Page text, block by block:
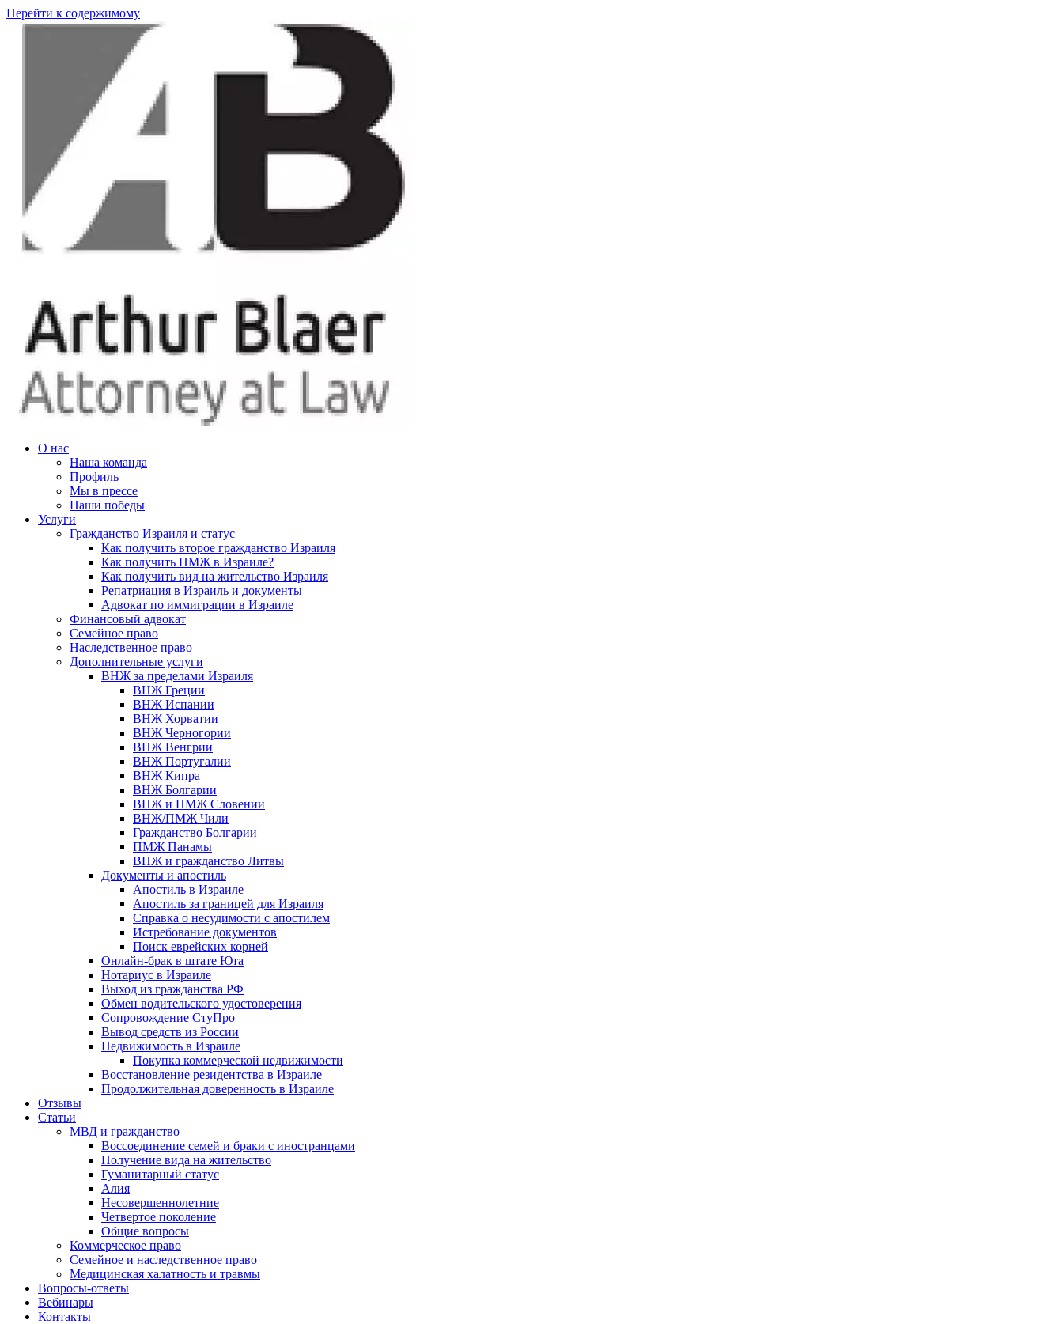
Перейти к содержимому
О нас
Наша команда
Профиль
Мы в прессе
Наши победы
Услуги
Гражданство Израиля и статус
Как получить второе гражданство Израиля
Как получить ПМЖ в Израиле?
Как получить вид на жительство Израиля
Репатриация в Израиль и документы
Адвокат по иммиграции в Израиле
Финансовый адвокат
Семейное право
Наследственное право
Дополнительные услуги
ВНЖ за пределами Израиля
ВНЖ Греции
ВНЖ Испании
ВНЖ Хорватии
ВНЖ Черногории
ВНЖ Венгрии
ВНЖ Португалии
ВНЖ Кипра
ВНЖ Болгарии
ВНЖ и ПМЖ Словении
ВНЖ/ПМЖ Чили
Гражданство Болгарии
ПМЖ Панамы
ВНЖ и гражданство Литвы
Документы и апостиль
Апостиль в Израиле
Апостиль за границей для Израиля
Справка о несудимости с апостилем
Истребование документов
Поиск еврейских корней
Онлайн-брак в штате Юта
Нотариус в Израиле
Выход из гражданства РФ
Обмен водительского удостоверения
Сопровождение СтуПро
Вывод средств из России
Недвижимость в Израиле
Покупка коммерческой недвижимости
Восстановление резидентства в Израиле
Продолжительная доверенность в Израиле
Отзывы
Статьи
МВД и гражданство
Воссоединение семей и браки с иностранцами
Получение вида на жительство
Гуманитарный статус
Алия
Несовершеннолетние
Четвертое поколение
Общие вопросы
Коммерческое право
Семейное и наследственное право
Медицинская халатность и травмы
Вопросы-ответы
Вебинары
Контакты